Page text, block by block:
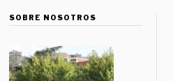
SOBRE NOSOTROS